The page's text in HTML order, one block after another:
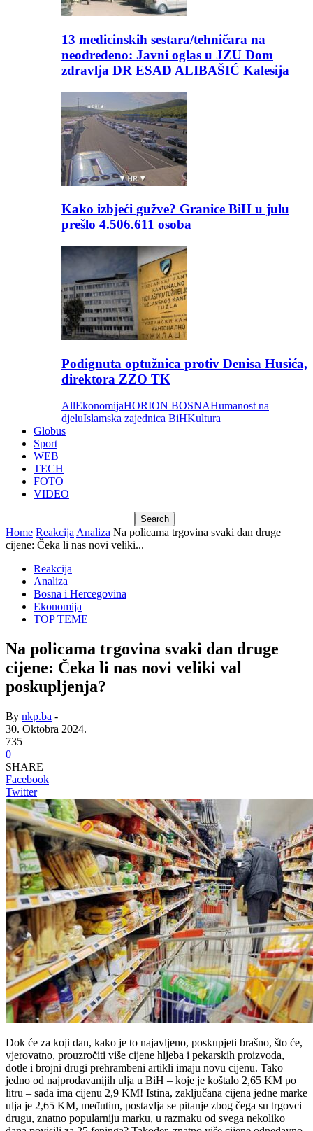
13 medicinskih sestara/tehničara na
neodređeno: Javni oglas u JZU Dom
zdravlja DR ESAD ALIBAŠIĆ Kalesija
Kako izbjeći gužve? Granice BiH u julu
prešlo 4.506.611 osoba
Podignuta optužnica protiv Denisa Husića,
direktora ZZO TK
AllEkonomijaHORION BOSNAHumanost na
djeluIslamska zajednica BiHKultura
Globus
Sport
WEB
TECH
FOTO
VIDEO
Home Reakcija Analiza Na policama trgovina svaki dan druge
cijene: Čeka li nas novi veliki...
Reakcija
Analiza
Bosna i Hercegovina
Ekonomija
TOP TEME
Na policama trgovina svaki dan druge
cijene: Čeka li nas novi veliki val
poskupljenja?
By nkp.ba -
30. Oktobra 2024.
735
0
SHARE
Facebook
Twitter
Dok će za koji dan, kako je to najavljeno, poskupjeti brašno, što će,
vjerovatno, prouzročiti više cijene hljeba i pekarskih proizvoda,
dotle i brojni drugi prehrambeni artikli imaju novu cijenu. Tako
jedno od najprodavanijih ulja u BiH – koje je koštalo 2,65 KM po
litru – sada ima cijenu 2,9 KM! Istina, zaključana cijena jedne marke
ulja je 2,65 KM, međutim, postavlja se pitanje zbog čega su trgovci
drugu, znatno popularniju marku, u razmaku od svega nekoliko